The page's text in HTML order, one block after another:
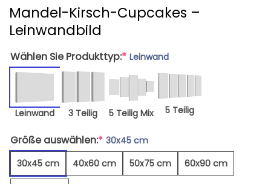
Mandel-Kirsch-Cupcakes –
Leinwandbild
Wählen Sie Produkttyp:* Leinwand
Leinwand 3 Teilig 5 Teilig Mix 5 Teilig
Größe auswählen:* 30x45 cm
30x45 cm
40x60 cm 50x75 cm 60x90 cm